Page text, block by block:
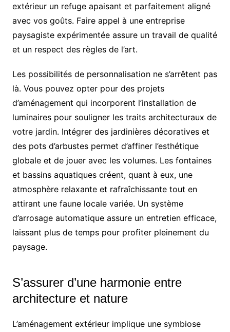
extérieur un refuge apaisant et parfaitement aligné
avec vos goûts. Faire appel à une entreprise
paysagiste expérimentée assure un travail de qualité
et un respect des règles de l’art.
Les possibilités de personnalisation ne s’arrêtent pas
là. Vous pouvez opter pour des projets
d’aménagement qui incorporent l’installation de
luminaires pour souligner les traits architecturaux de
votre jardin. Intégrer des jardinières décoratives et
des pots d’arbustes permet d’affiner l’esthétique
globale et de jouer avec les volumes. Les fontaines
et bassins aquatiques créent, quant à eux, une
atmosphère relaxante et rafraîchissante tout en
attirant une faune locale variée. Un système
d’arrosage automatique assure un entretien efficace,
laissant plus de temps pour profiter pleinement du
paysage.
S’assurer d’une harmonie entre
architecture et nature
L’aménagement extérieur implique une symbiose